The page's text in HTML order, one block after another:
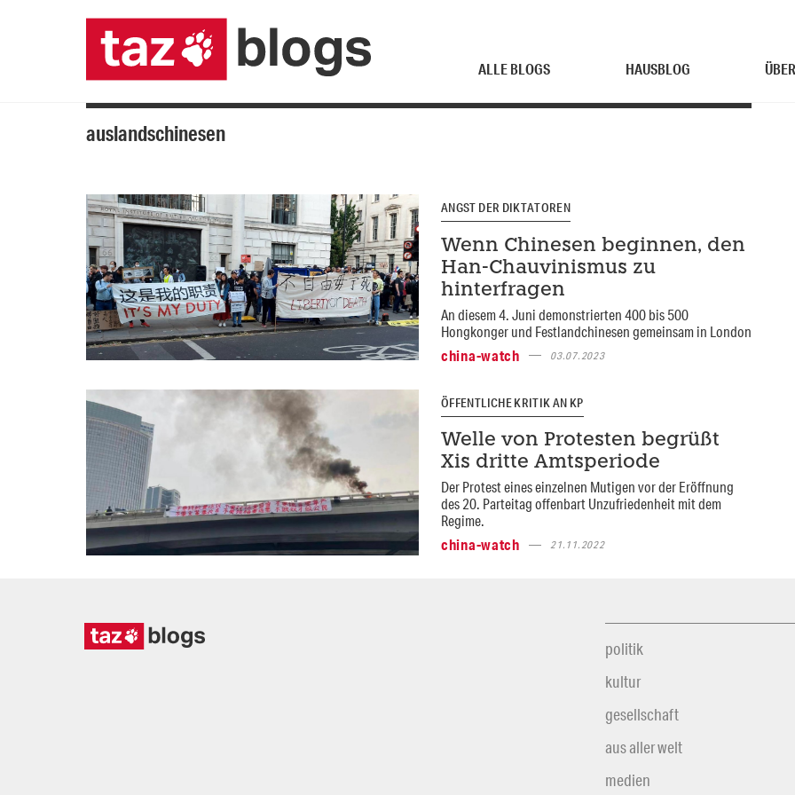
ALLE BLOGS HAUSBLOG
auslandschinesen
ANGST DER DIKTATOREN
Wenn Chinesen beginnen, den
Han-Chauvinismus zu
hinterfragen
An diesem 4. Juni demonstrierten 400 bis 500
Hongkonger und Festlandchinesen gemeinsam in London
china-watch
03.07.2023
ÖFFENTLICHE KRITIK AN KP
Welle von Protesten begrüßt
Xis dritte Amtsperiode
Der Protest eines einzelnen Mutigen vor der Eröffnung
des 20. Parteitag offenbart Unzufriedenheit mit dem
Regime.
china-watch
21.11.2022
politik
kultur
gesellschaft
aus aller welt
medien